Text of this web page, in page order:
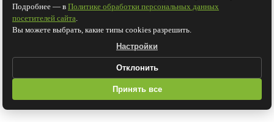
Рекомендуем для этого товара
Подробнее — в Политике обработки персональных данных
посетителей сайта.
Вы можете выбрать, какие типы cookies разрешить.
Настройки
Отклонить
Принять все